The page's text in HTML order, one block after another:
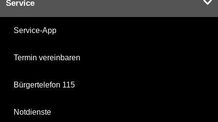
Service
Service-App
Termin vereinbaren
Bürgertelefon 115
Notdienste